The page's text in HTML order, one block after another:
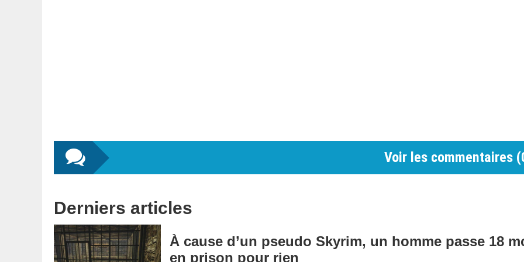
Voir les commentaires (
Derniers articles
À cause d’un pseudo Skyrim, un homme passe 18
en prison pour rien